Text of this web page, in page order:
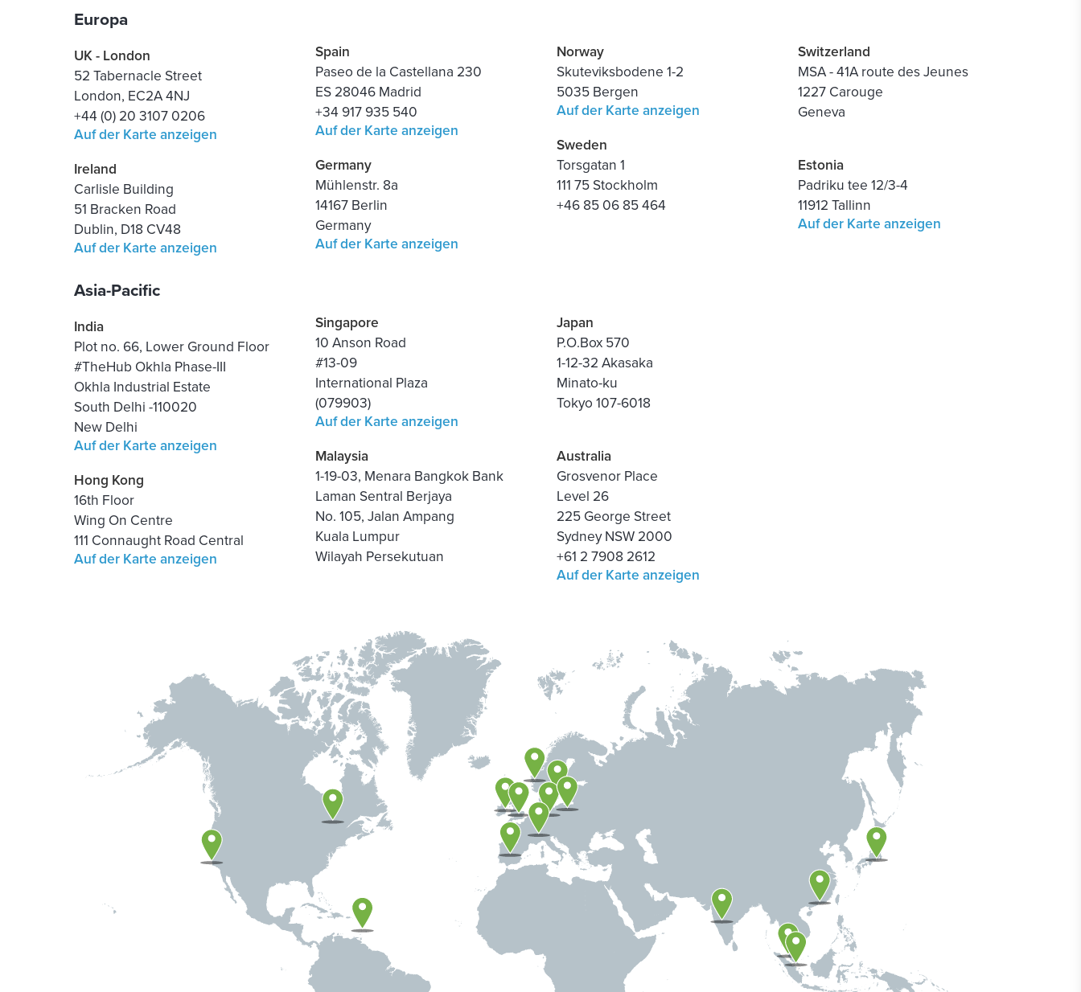
Europa
UK - London
52 Tabernacle Street
London, EC2A 4NJ
+44 (0) 20 3107 0206
Auf der Karte anzeigen
Ireland
Carlisle Building
51 Bracken Road
Dublin, D18 CV48
Auf der Karte anzeigen
Spain
Paseo de la Castellana 230
ES 28046 Madrid
+34 917 935 540
Auf der Karte anzeigen
Germany
Mühlenstr. 8a
14167 Berlin
Germany
Auf der Karte anzeigen
Norway
Skuteviksbodene 1-2
5035 Bergen
Auf der Karte anzeigen
Sweden
Torsgatan 1
111 75 Stockholm
+46 85 06 85 464
Switzerland
MSA - 41A route des Jeunes
1227 Carouge
Geneva
Estonia
Padriku tee 12/3-4
11912 Tallinn
Auf der Karte anzeigen
Asia-Pacific
India
Plot no. 66, Lower Ground Floor
#TheHub Okhla Phase-III
Okhla Industrial Estate
South Delhi -110020
New Delhi
Auf der Karte anzeigen
Hong Kong
16th Floor
Wing On Centre
111 Connaught Road Central
Auf der Karte anzeigen
Singapore
10 Anson Road
#13-09
International Plaza
(079903)
Auf der Karte anzeigen
Malaysia
1-19-03, Menara Bangkok Bank
Laman Sentral Berjaya
No. 105, Jalan Ampang
Kuala Lumpur
Wilayah Persekutuan
Japan
P.O.Box 570
1-12-32 Akasaka
Minato-ku
Tokyo 107-6018
Australia
Grosvenor Place
Level 26
225 George Street
Sydney NSW 2000
+61 2 7908 2612
Auf der Karte anzeigen